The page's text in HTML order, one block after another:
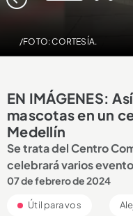
/FOTO: CORTESÍA.
EN IMÁGENES:
mascotas en un
Medellín
Se trata del Centro
celebrará varios
07 de febrero de 2024
Útil para vos